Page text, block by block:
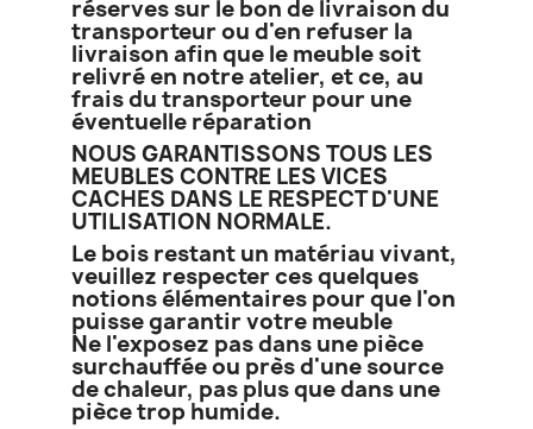
réserves sur le bon de livraison du
transporteur ou d'en refuser la
livraison afin que le meuble soit
relivré en notre atelier, et ce, au
frais du transporteur pour une
éventuelle réparation
NOUS GARANTISSONS TOUS LES
MEUBLES CONTRE LES VICES
CACHES DANS LE RESPECT D'UNE
UTILISATION NORMALE.
Le bois restant un matériau vivant,
veuillez respecter ces quelques
notions élémentaires pour que l'on
puisse garantir votre meuble
Ne l'exposez pas dans une pièce
surchauffée ou près d'une source
de chaleur, pas plus que dans une
pièce trop humide.